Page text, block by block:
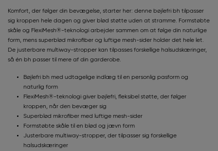
Komfort, der følger din bevægelse, starter her: denne bøjlefri bh tilpasser
sig kroppen hele dagen og giver blød støtte uden at stramme. Formstøbte
skåle og FlexiMesh®-teknologi arbejder sammen om at følge din naturlige
form, mens superblød mikrofiber og luftige mesh-sider holder det hele let.
De justerbare multiway-stropper kan tilpasses forskellige halsudskæringer,
så én bh passer til mere af din garderobe.
Bøjlefri bh med udtagelige indlæg til en personlig pasform og
naturlig form
FlexiMesh®-teknologi giver bøjlefri, fleksibel støtte, der følger
kroppen, når den bevæger sig
Superblød mikrofiber med luftige mesh-sider
Formstøbte skåle til en blød og jævn form
Justerbare multiway-stropper, der tilpasser sig forskellige
halsudskæringer